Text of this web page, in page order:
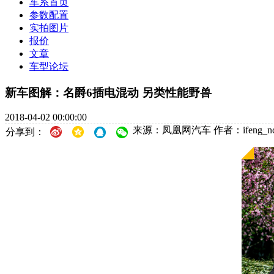
参数配置
实拍图片
报价
文章
车型论坛
新车图解：名爵6插电混动 另类性能野兽
2018-04-02 00:00:00
分享到：
来源：凤凰网汽车 作者：